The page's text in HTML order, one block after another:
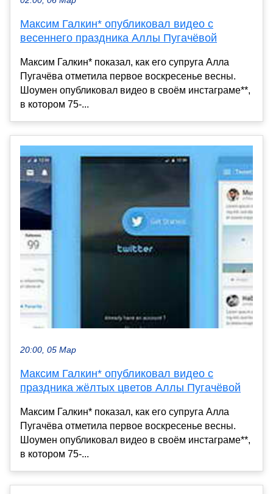
Максим Галкин* опубликовал видео с
весеннего праздника Аллы Пугачёвой
Максим Галкин* показал, как его супруга Алла
Пугачёва отметила первое воскресенье весны.
Шоумен опубликовал видео в своём инстаграме**,
в котором 75-...
20:00, 05 Мар
Максим Галкин* опубликовал видео с
праздника жёлтых цветов Аллы Пугачёвой
Максим Галкин* показал, как его супруга Алла
Пугачёва отметила первое воскресенье весны.
Шоумен опубликовал видео в своём инстаграме**,
в котором 75-...